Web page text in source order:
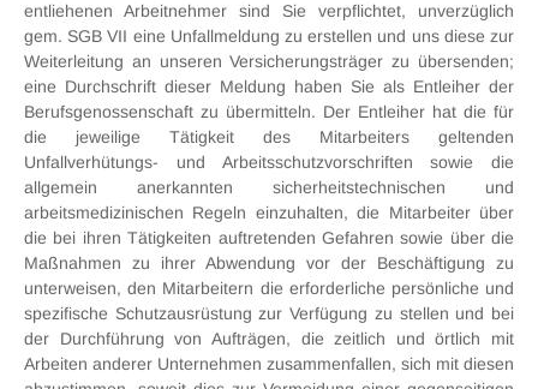
entliehenen Arbeitnehmer sind Sie verpflichtet, unverzüglich
gem. SGB VII eine Unfallmeldung zu erstellen und uns diese zur
Weiterleitung an unseren Versicherungsträger zu übersenden;
eine Durchschrift dieser Meldung haben Sie als Entleiher der
Berufsgenossenschaft zu übermitteln. Der Entleiher hat die für
die jeweilige Tätigkeit des Mitarbeiters geltenden
Unfallverhütungs- und Arbeitsschutzvorschriften sowie die
allgemein anerkannten sicherheitstechnischen und
arbeitsmedizinischen Regeln einzuhalten, die Mitarbeiter über
die bei ihren Tätigkeiten auftretenden Gefahren sowie über die
Maßnahmen zu ihrer Abwendung vor der Beschäftigung zu
unterweisen, den Mitarbeitern die erforderliche persönliche und
spezifische Schutzausrüstung zur Verfügung zu stellen und bei
der Durchführung von Aufträgen, die zeitlich und örtlich mit
Arbeiten anderer Unternehmen zusammenfallen, sich mit diesen